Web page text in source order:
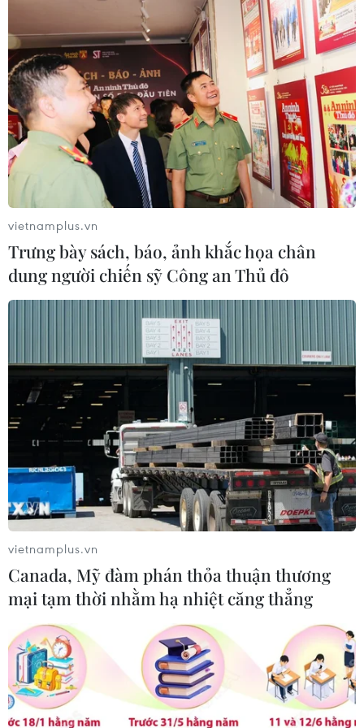
Google Wallet cho phép phụ huynh
thiết lập số dư an toàn của con cái
06/08/2026 23:44
NAPAS và KiotViet hợp tác mở rộng
hệ sinh thái thanh toán VietQR
BIDV chốt ngày chia 498 triệu cổ
phiếu, tăng vốn điều lệ lên 77.783 tỷ
Hướng tới mục tiêu quy mô dự trữ
đạt 1% GDP vào năm 2030
06/08/2026 10:23
NAPAS, BIDV và Weixin Pay mở rộng
thanh toán QR Việt Nam-Trung
06/08/2026 07:34
Làn sóng tấn công mạng nhằm vào
các quỹ đầu cơ lớn của Mỹ
06/08/2026 06:47
vietnamplus.vn
Trưng bày sách, báo, ảnh khắc họa chân
dung người chiến sỹ Công an Thủ đô
vietnamplus.vn
Canada, Mỹ đàm phán thỏa thuận thương
mại tạm thời nhằm hạ nhiệt căng thẳng